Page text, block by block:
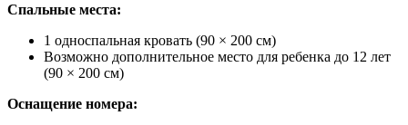
Спальные места:
1 односпальная кровать (90 × 200 см)
Возможно дополнительное место для ребенка до 12 лет
(90 × 200 см)
Оснащение номера: